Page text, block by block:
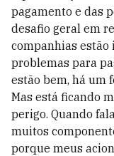
pagamento e das
desafio geral em
companhias estão
problemas para
estão bem, há um
Mas está ficando
perigo. Quando
muitos
porque meus